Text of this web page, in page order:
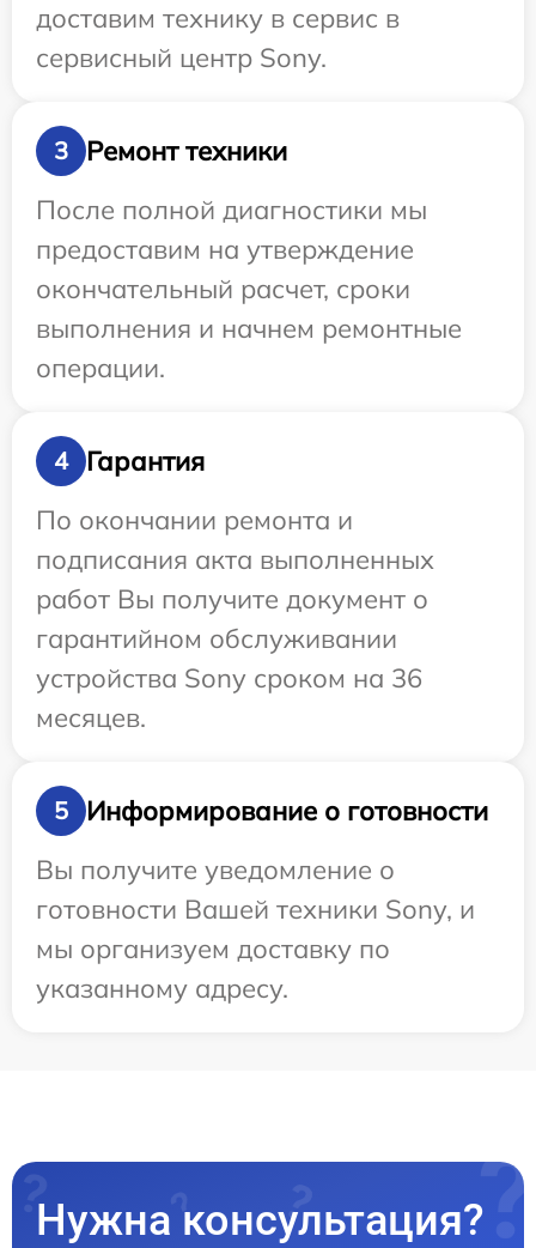
доставим технику в сервис в
сервисный центр Sony.
3
Ремонт техники
После полной диагностики мы
предоставим на утверждение
окончательный расчет, сроки
выполнения и начнем ремонтные
операции.
4
Гарантия
По окончании ремонта и
подписания акта выполненных
работ Вы получите документ о
гарантийном обслуживании
устройства Sony сроком на 36
месяцев.
5
Информирование о готовности
Вы получите уведомление о
готовности Вашей техники Sony, и
мы организуем доставку по
указанному адресу.
Нужна консультация?